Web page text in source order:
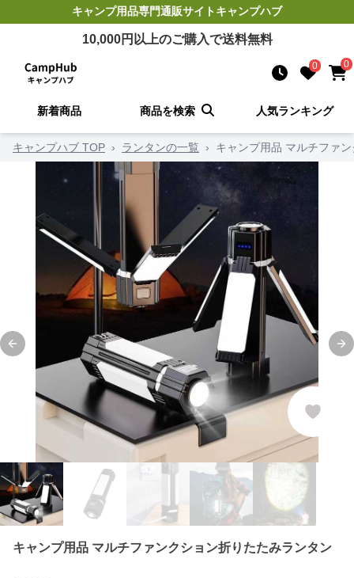
キャンプ用品専門通販サイトキャンプハブ
10,000円以上のご購入で送料無料
0 0
新着商品 商品を検索 人気ランキング
キャンプハブ TOP › ランタンの一覧 › キャンプ用品 マルチファ
Previous slide
キャンプ用品 マルチファンクション折りたたみランタン